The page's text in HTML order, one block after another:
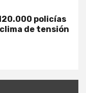
policías
de tensión